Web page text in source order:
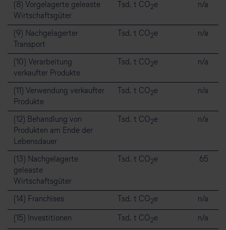
(8) Vorgelagerte geleaste
Wirtschaftsgüter
Tsd. t CO2e n/a
(9) Nachgelagerter
Transport
Tsd. t CO2e n/a
(10) Verarbeitung
verkaufter Produkte
Tsd. t CO2e n/a
(11) Verwendung verkaufter
Produkte
Tsd. t CO2e n/a
(12) Behandlung von
Produkten am Ende der
Lebensdauer
Tsd. t CO2e n/a
(13) Nachgelagerte
geleaste
Wirtschaftsgüter
Tsd. t CO2e 65
(14) Franchises Tsd. t CO2e n/a
(15) Investitionen Tsd. t CO2e n/a